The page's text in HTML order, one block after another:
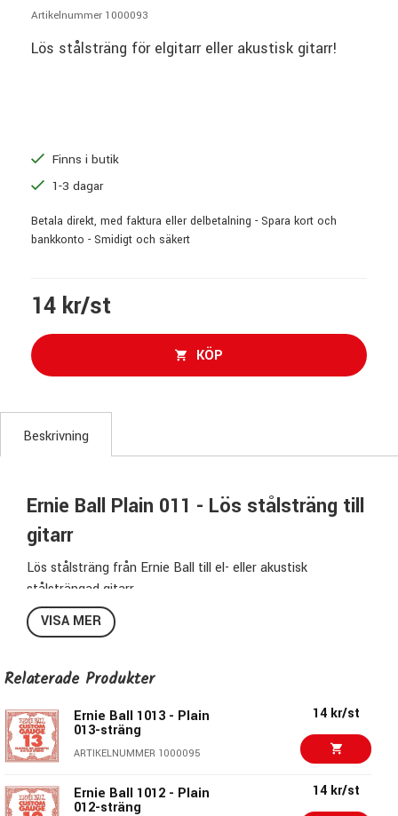
Artikelnummer 1000093
Lös stålsträng för elgitarr eller akustisk gitarr!
Finns i butik
1-3 dagar
Betala direkt, med faktura eller delbetalning - Spara kort och
bankkonto - Smidigt och säkert
14 kr/st
KÖP
Beskrivning
Ernie Ball Plain 011 - Lös stålsträng till
gitarr
Lös stålsträng från Ernie Ball till el- eller akustisk
stålsträngad gitarr.
Storlek:011
Artikelnr:1011
Ernie Ball - Revolutionerande
gitarrtillbehör!
Ernie Ball anses idag som en av dom största
VISA MER
Relaterade Produkter
Ernie Ball 1013 - Plain
013-sträng
ARTIKELNUMMER 1000095
14 kr/st
Ernie Ball 1012 - Plain
012-sträng
14 kr/st